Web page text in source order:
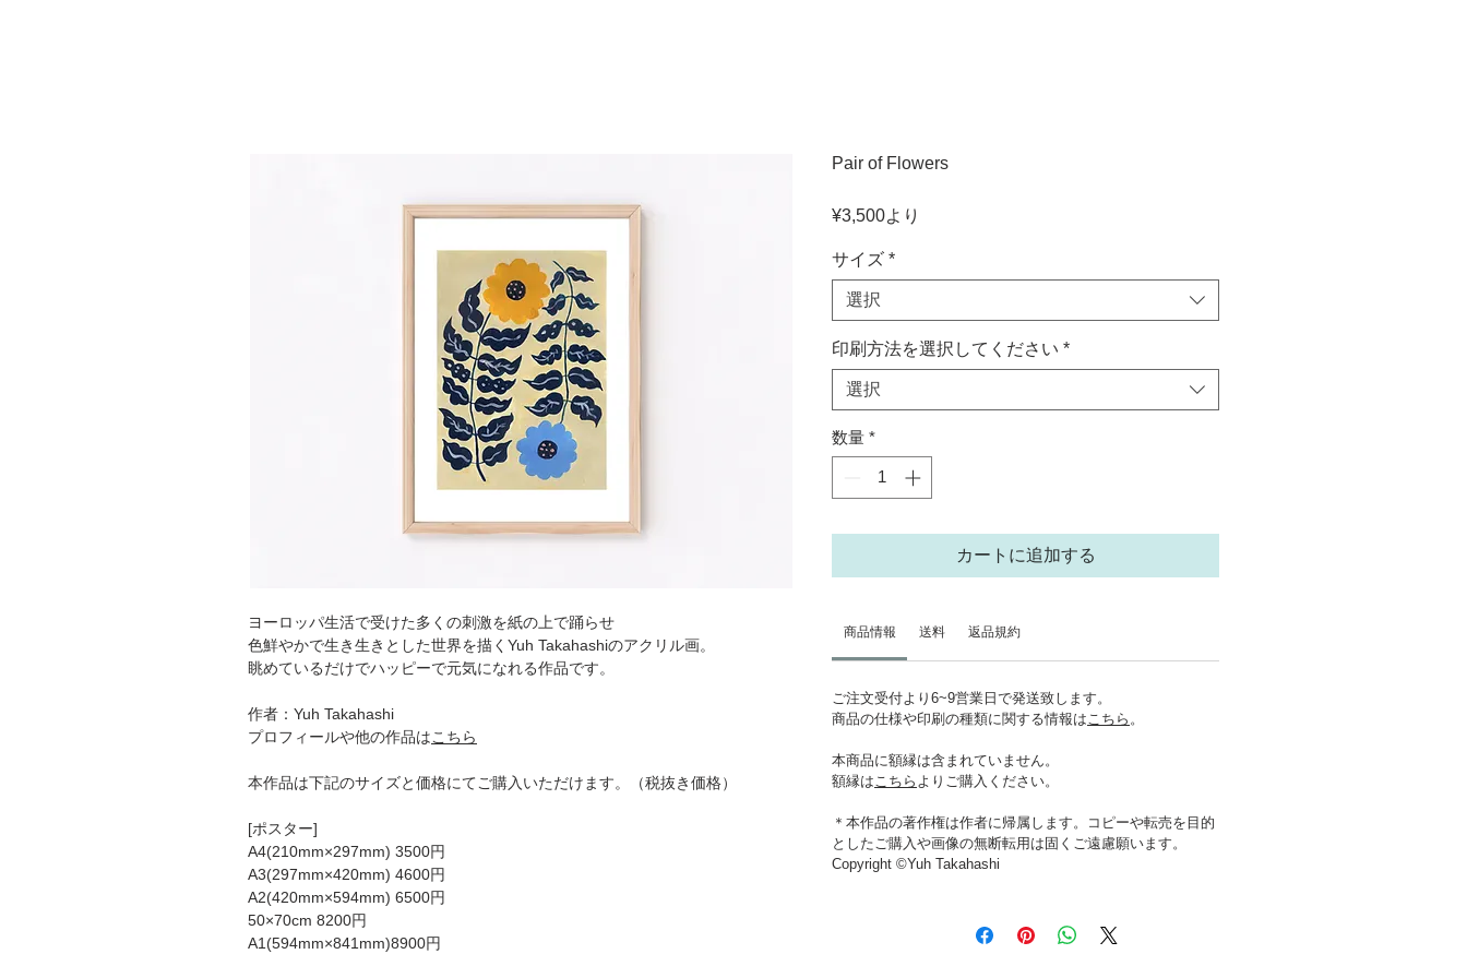
ヨーロッパ生活で受けた多くの刺激を紙の上で踊らせ
色鮮やかで生き生きとした世界を描くYuh Takahashiのアクリル画。
眺めているだけでハッピーで元気になれる作品です。
作者：Yuh Takahashi
プロフィールや他の作品はこちら
本作品は下記のサイズと価格にてご購入いただけます。（税抜き価格）
[ポスター]
A4(210mm×297mm) 3500円
A3(297mm×420mm) 4600円
A2(420mm×594mm) 6500円
50×70cm 8200円
A1(594mm×841mm)8900円
Pair of Flowers
¥3,500より
価
サイズ *
選択
印刷方法を選択してください *
選択
数量 *
カートに追加する
商品情報 送料 返品規約
ご注文受付より6~9営業日で発送致します。
商品の仕様や印刷の種類に関する情報は こちら 。
本商品に額縁は含まれていません。
額縁は こちら よりご購入ください。
＊本作品の著作権は作者に帰属します。コピーや転売を目的
としたご購入や画像の無断転用は固くご遠慮願います。
Copyright ©Yuh Takahashi